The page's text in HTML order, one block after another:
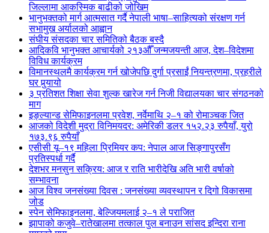
जिल्लामा आकस्मिक बाढीको जोखिम
भानुभक्तको मार्ग आत्मसात गर्दै नेपाली भाषा–साहित्यको संरक्षण गर्न
सभामुख अर्यालको आह्वान
संघीय संसदका चार समितिको बैठक बस्दै
आदिकवि भानुभक्त आचार्यको २१३औँ जन्मजयन्ती आज, देश–विदेशमा
विविध कार्यक्रम
विमानस्थलमै कार्यक्रम गर्न खोजेपछि दुर्गा प्रसाईं नियन्त्रणमा, प्रहरीले
घर पुर्‍यायो
३ प्रतिशत शिक्षा सेवा शुल्क खारेज गर्न निजी विद्यालयका चार संगठनको
माग
इङ्ल्यान्ड सेमिफाइनलमा प्रवेश, नर्वेमाथि २–१ को रोमाञ्चक जित
आजको विदेशी मुद्रा विनिमयदर: अमेरिकी डलर १५२.२३ रुपैयाँ, युरो
१७३.९६ रुपैयाँ
एसीसी यू–१९ महिला प्रिमियर कप: नेपाल आज सिङ्गापुरसँग
प्रतिस्पर्धा गर्दै
देशभर मनसुन सक्रिय: आज र राति भारीदेखि अति भारी वर्षाको
सम्भावना
आज विश्व जनसंख्या दिवस : जनसंख्या व्यवस्थापन र दिगो विकासमा
जोड
स्पेन सेमिफाइनलमा, बेल्जियमलाई २–१ ले पराजित
झापाको कजुवे–रातेखालमा तत्काल पुल बनाउन सांसद इन्दिरा राना